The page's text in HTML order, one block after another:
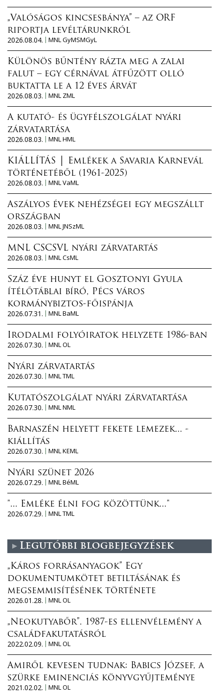
„Valóságos kincsesbánya” – az ORF
riportja levéltárunkról
2026.08.04.
MNL GyMSMGyL
Különös bűntény rázta meg a zalai
falut – egy cérnával átfűzött olló
buktatta le a 12 éves árvát
2026.08.03.
MNL ZML
A kutató- és ügyfélszolgálat nyári
zárvatartása
2026.08.03.
MNL HML
KIÁLLÍTÁS │ Emlékek a Savaria Karnevál
történetéből (1961-2025)
2026.08.03.
MNL VaML
Aszályos évek nehézségei egy megszállt
országban
2026.08.03.
MNL JNSzML
MNL CSCSVL nyári zárvatartás
2026.08.03.
MNL CsML
Száz éve hunyt el Gosztonyi Gyula
ítélőtáblai bíró, Pécs város
kormánybiztos-főispánja
2026.07.31.
MNL BaML
Irodalmi folyóiratok helyzete 1986-ban
2026.07.30.
MNL OL
Nyári zárvatartás
2026.07.30.
MNL TML
Kutatószolgálat nyári zárvatartása
2026.07.30.
MNL NML
Barnaszén helyett fekete lemezek... -
kiállítás
2026.07.30.
MNL KEML
Nyári szünet 2026
2026.07.29.
MNL BéML
"... Emléke élni fog közöttünk..."
2026.07.29.
MNL TML
Legutóbbi blogbejegyzések
„Káros forrásanyagok” Egy
dokumentumkötet betiltásának és
megsemmisítésének története
2026.01.28.
MNL OL
„Neokutyabőr”. 1987-es ellenvélemény a
családfakutatásról
2022.02.09.
MNL OL
Amiről kevesen tudnak: Babics József, a
szürke eminenciás könyvgyűjteménye
2021.02.02.
MNL OL